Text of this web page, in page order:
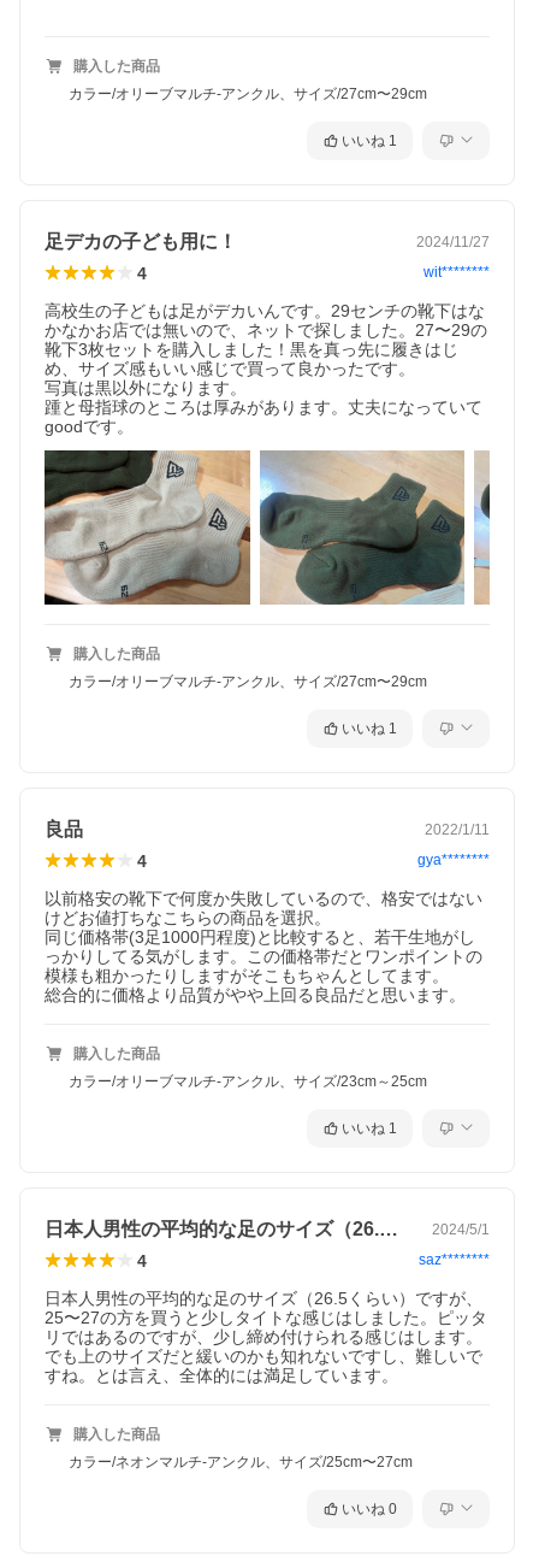
購入した商品
カラー/オリーブマルチ-アンクル、サイズ/27cm〜29cm
いいね 1
足デカの子ども用に！ 2024/11/27
4 wit********
高校生の子どもは足がデカいんです。29センチの靴下はな
かなかお店では無いので、ネットで探しました。27〜29の
靴下3枚セットを購入しました！黒を真っ先に履きはじ
め、サイズ感もいい感じで買って良かったです。
写真は黒以外になります。
踵と母指球のところは厚みがあります。丈夫になっていて
goodです。
購入した商品
カラー/オリーブマルチ-アンクル、サイズ/27cm〜29cm
いいね 1
良品 2022/1/11
4 gya********
以前格安の靴下で何度か失敗しているので、格安ではない
けどお値打ちなこちらの商品を選択。
同じ価格帯(3足1000円程度)と比較すると、若干生地がし
っかりしてる気がします。この価格帯だとワンポイントの
模様も粗かったりしますがそこもちゃんとしてます。
総合的に価格より品質がやや上回る良品だと思います。
購入した商品
カラー/オリーブマルチ-アンクル、サイズ/23cm～25cm
いいね 1
日本人男性の平均的な足のサイズ（26.… 2024/5/1
4 saz********
日本人男性の平均的な足のサイズ（26.5くらい）ですが、
25〜27の方を買うと少しタイトな感じはしました。ピッタ
リではあるのですが、少し締め付けられる感じはします。
でも上のサイズだと緩いのかも知れないですし、難しいで
すね。とは言え、全体的には満足しています。
購入した商品
カラー/ネオンマルチ-アンクル、サイズ/25cm〜27cm
いいね 0